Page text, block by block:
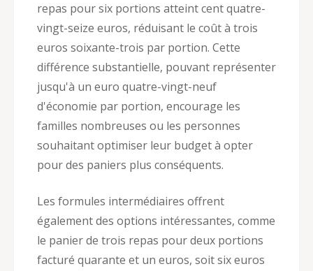
repas pour six portions atteint cent quatre-
vingt-seize euros, réduisant le coût à trois
euros soixante-trois par portion. Cette
différence substantielle, pouvant représenter
jusqu'à un euro quatre-vingt-neuf
d'économie par portion, encourage les
familles nombreuses ou les personnes
souhaitant optimiser leur budget à opter
pour des paniers plus conséquents.
Les formules intermédiaires offrent
également des options intéressantes, comme
le panier de trois repas pour deux portions
facturé quarante et un euros, soit six euros